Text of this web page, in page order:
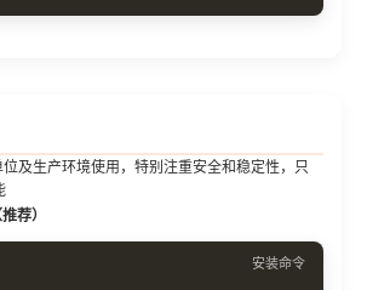
及生产环境使用，特别注重安全和稳定性，只
荐）
安装命令